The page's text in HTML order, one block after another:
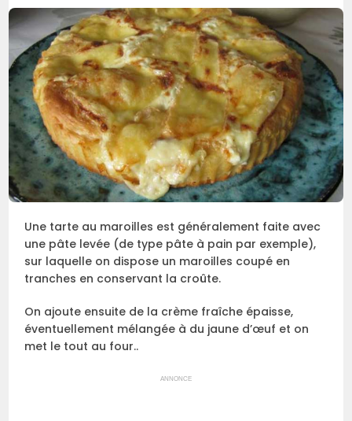
Une tarte au maroilles est généralement faite avec
une pâte levée (de type pâte à pain par exemple),
sur laquelle on dispose un maroilles coupé en
tranches en conservant la croûte.
On ajoute ensuite de la crème fraîche épaisse,
éventuellement mélangée à du jaune d’œuf et on
met le tout au four..
ANNONCE